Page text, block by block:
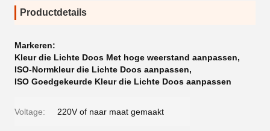
Productdetails
Markeren:
Kleur die Lichte Doos Met hoge weerstand aanpassen,
ISO-Normkleur die Lichte Doos aanpassen,
ISO Goedgekeurde Kleur die Lichte Doos aanpassen
Voltage: 220V of naar maat gemaakt